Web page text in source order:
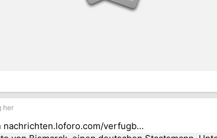
her
nachrichten.loforo.com/verfugb…